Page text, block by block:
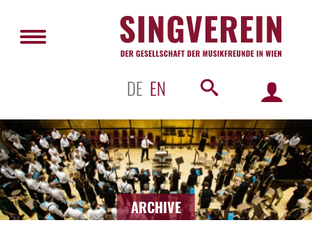
DE EN
ARCHIVE